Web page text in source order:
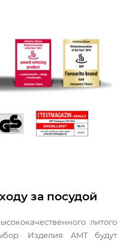
за посудой
литого
Изделия AMT будут